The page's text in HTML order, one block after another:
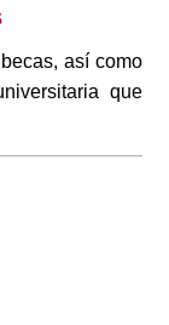
así como
que